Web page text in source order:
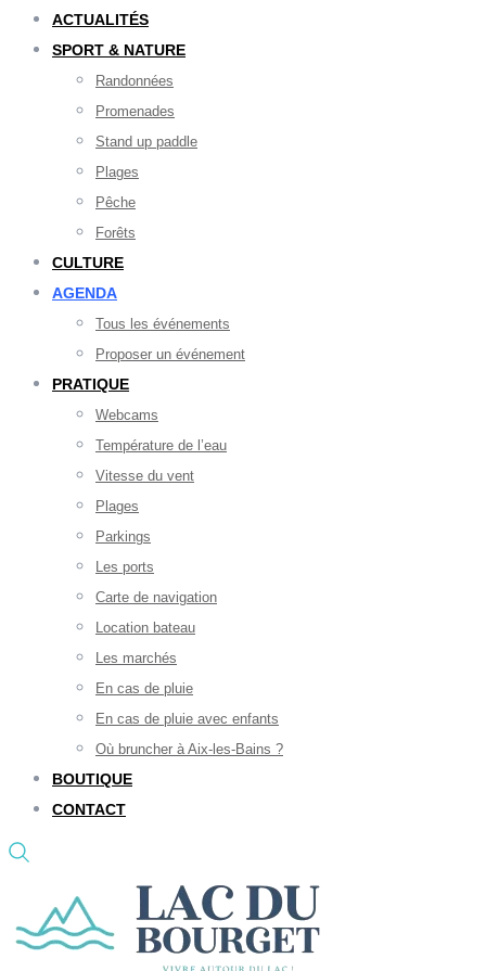
ACTUALITÉS
SPORT & NATURE
Randonnées
Promenades
Stand up paddle
Plages
Pêche
Forêts
CULTURE
AGENDA
Tous les événements
Proposer un événement
PRATIQUE
Webcams
Température de l’eau
Vitesse du vent
Plages
Parkings
Les ports
Carte de navigation
Location bateau
Les marchés
En cas de pluie
En cas de pluie avec enfants
Où bruncher à Aix-les-Bains ?
BOUTIQUE
CONTACT